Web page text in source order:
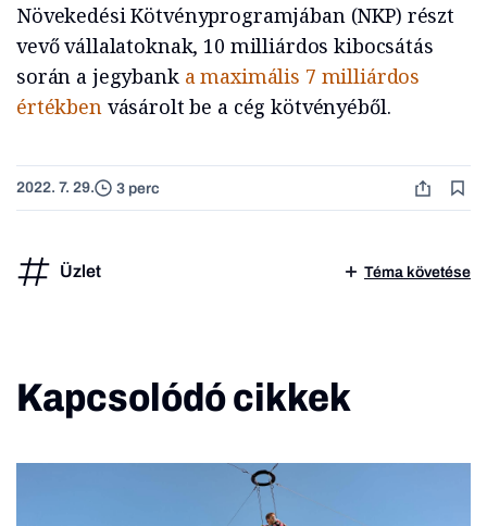
Növekedési Kötvényprogramjában (NKP) részt
vevő vállalatoknak, 10 milliárdos kibocsátás
során a jegybank a maximális 7 milliárdos
értékbenvásárolt be a cég kötvényéből.
2022. 7. 29. 3 perc
Üzlet Téma követése
Kapcsolódó cikkek